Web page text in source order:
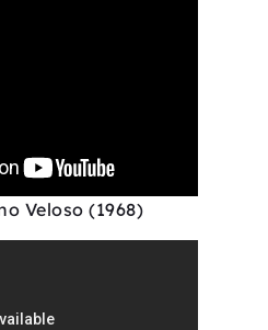
Veloso (1968)